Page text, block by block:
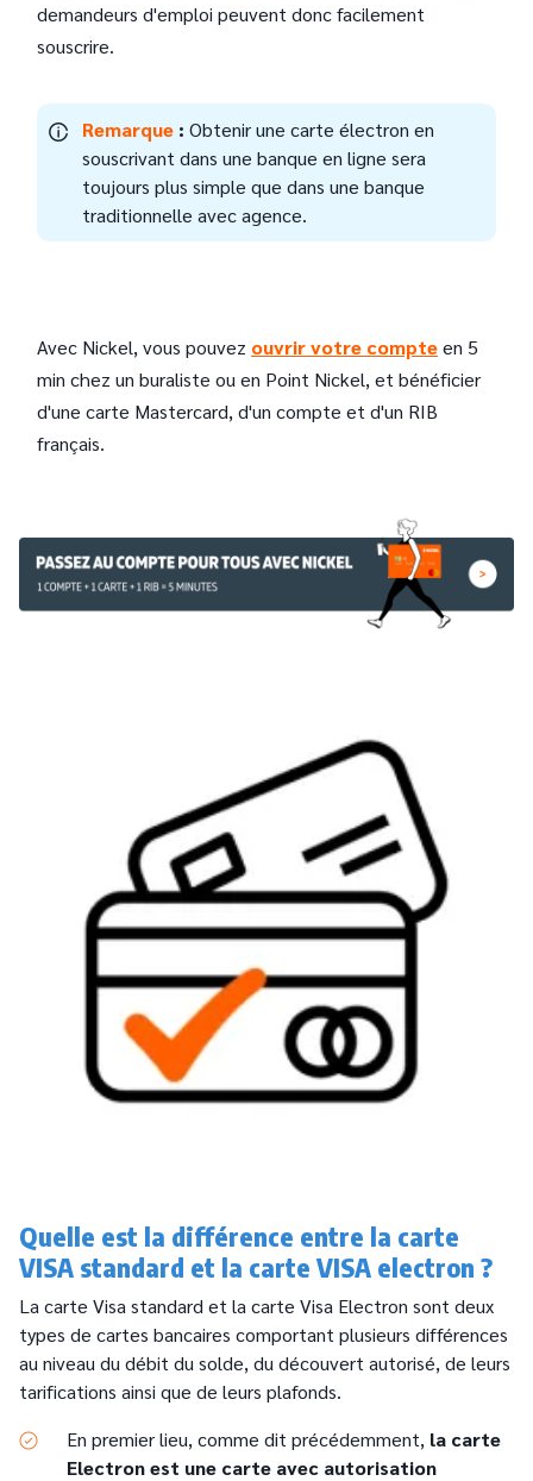
demandeurs d'emploi peuvent donc facilement
souscrire.
Remarque : Obtenir une carte électron en
souscrivant dans une banque en ligne sera
toujours plus simple que dans une banque
traditionnelle avec agence.
Avec Nickel, vous pouvez ouvrir votre compteen 5
min chez un buraliste ou en Point Nickel, et bénéficier
d'une carte Mastercard, d'un compte et d'un RIB
français.
Quelle est la différence entre la carte
VISA standard et la carte VISA electron ?
La carte Visa standard et la carte Visa Electron sont deux
types de cartes bancaires comportant plusieurs différences
au niveau du débit du solde, du découvert autorisé, de leurs
tarifications ainsi que de leurs plafonds.
En premier lieu, comme dit précédemment, la carte
Electron est une carte avec autorisation